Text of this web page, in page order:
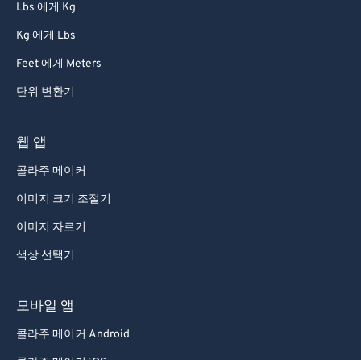
Lbs 에게 Kg
Kg 에게 Lbs
Feet 에게 Meters
단위 변환기
웹 앱
콜라주 메이커
이미지 크기 조절기
이미지 자르기
색상 선택기
모바일 앱
콜라주 메이커 Android